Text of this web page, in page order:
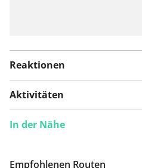
Reaktionen
Aktivitäten
In der Nähe
Empfohlenen Routen